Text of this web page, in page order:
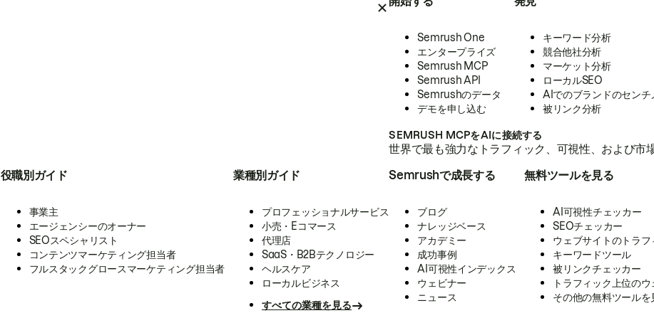
Semrush One
エンタープライズ
Semrush MCP
Semrush API
Semrushのデータ
デモを申し込む
キーワード分析
競合他社分析
マーケット分析
ローカルSEO
AIでのブランドのセンチ
被リンク分析
SEMRUSH MCPをAIに接続する
世界で最も強力なトラフィック、可視性、および
役職別ガイド
事業主
エージェンシーのオーナー
SEOスペシャリスト
コンテンツマーケティング担当者
フルスタックグロースマーケティング担当者
業種別ガイド
プロフェッショナルサービス
小売・Eコマース
代理店
SaaS・B2Bテクノロジー
ヘルスケア
ローカルビジネス
すべての業種を見る
Semrushで成長する
ブログ
ナレッジベース
アカデミー
成功事例
AI可視性インデックス
ウェビナー
ニュース
無料ツールを見る
AI可視性チェッカー
SEOチェッカー
ウェブサイトのトラ
キーワードツール
被リンクチェッカー
トラフィック上位の
その他の無料ツールを